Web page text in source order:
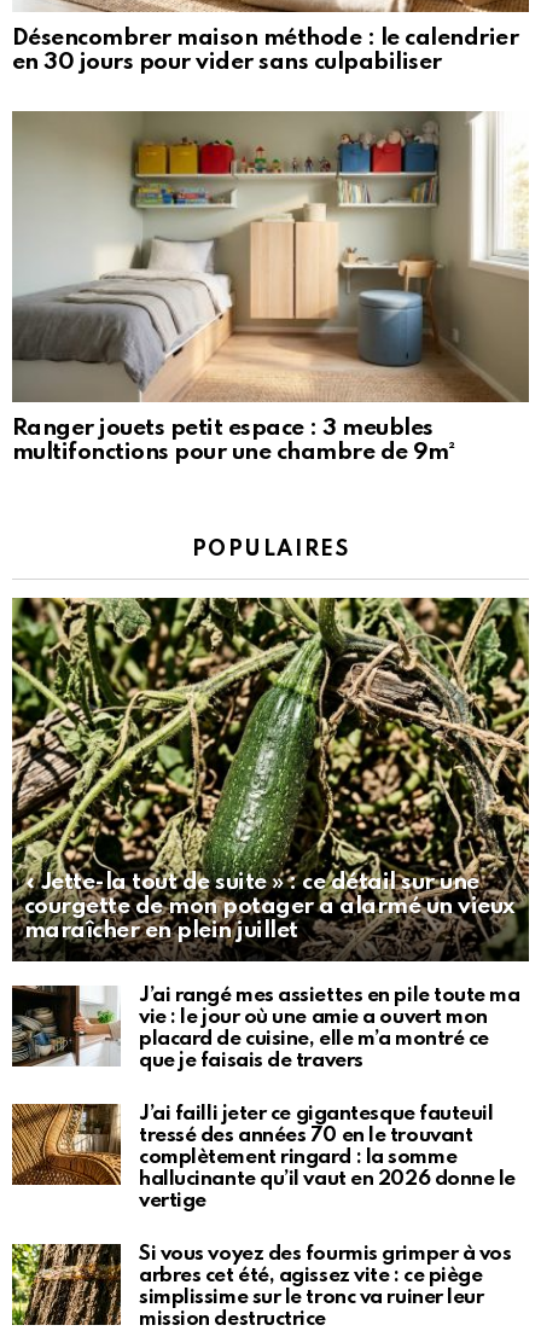
Désencombrer maison méthode : le calendrier
en 30 jours pour vider sans culpabiliser
Ranger jouets petit espace : 3 meubles
multifonctions pour une chambre de 9m²
POPULAIRES
« Jette-la tout de suite » : ce détail sur une
courgette de mon potager a alarmé un vieux
maraîcher en plein juillet
J’ai rangé mes assiettes en pile toute ma
vie : le jour où une amie a ouvert mon
placard de cuisine, elle m’a montré ce
que je faisais de travers
J’ai failli jeter ce gigantesque fauteuil
tressé des années 70 en le trouvant
complètement ringard : la somme
hallucinante qu’il vaut en 2026 donne le
vertige
Si vous voyez des fourmis grimper à vos
arbres cet été, agissez vite : ce piège
simplissime sur le tronc va ruiner leur
mission destructrice